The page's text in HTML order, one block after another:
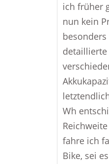
ich früher
nun kein
detaillierte
Wh
fahre ich
Bike, sei